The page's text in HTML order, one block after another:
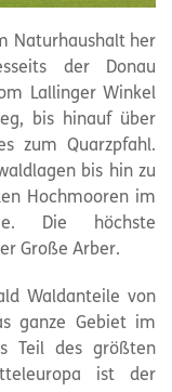
Naturhaushalt her
der Donau
Lallinger Winkel
bis hinauf über
zum Quarzpfahl.
bis hin zu
Hochmooren im
Die höchste
Große Arber.
Waldanteile von
ganze Gebiet im
Teil des größten
ist der